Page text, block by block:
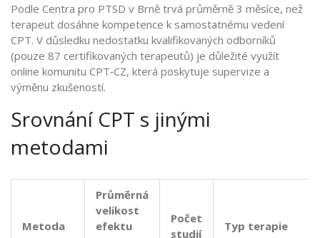
Podle Centra pro PTSD v Brně trvá průměrně 3 měsíce, než
terapeut dosáhne kompetence k samostatnému vedení
CPT. V důsledku nedostatku kvalifikovaných odborníků
(pouze 87 certifikovaných terapeutů) je důležité využít
online komunitu CPT‑CZ, která poskytuje supervize a
výměnu zkušeností.
Srovnání CPT s jinými
metodami
Metoda
Průměrná
velikost
efektu
Počet
studií
Typ terapie